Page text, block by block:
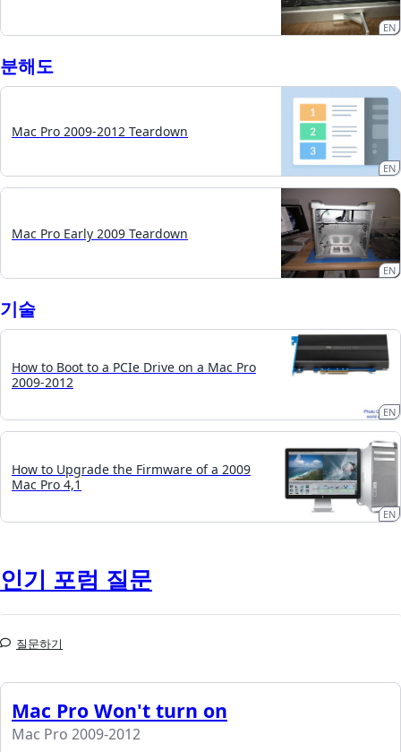
EN
분해도
Mac Pro 2009-2012 Teardown
EN
Mac Pro Early 2009 Teardown
EN
기술
How to Boot to a PCIe Drive on a Mac Pro
2009-2012
EN
How to Upgrade the Firmware of a 2009
Mac Pro 4,1
EN
인기 포럼 질문
질문하기
Mac Pro Won't turn on
Mac Pro 2009-2012